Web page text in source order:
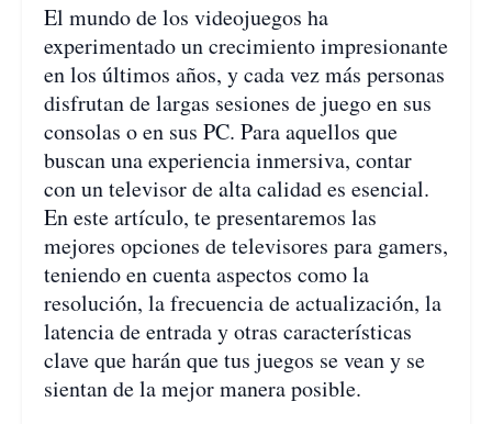
El mundo de los videojuegos ha
experimentado un crecimiento impresionante
en los últimos años, y cada vez más personas
disfrutan de largas sesiones de juego en sus
consolas o en sus PC. Para aquellos que
buscan una experiencia inmersiva, contar
con un televisor de alta calidad es esencial.
En este artículo, te presentaremos las
mejores opciones de televisores para gamers,
teniendo en cuenta aspectos como la
resolución, la frecuencia de actualización, la
latencia de entrada y otras características
clave que harán que tus juegos se vean y se
sientan de la mejor manera posible.